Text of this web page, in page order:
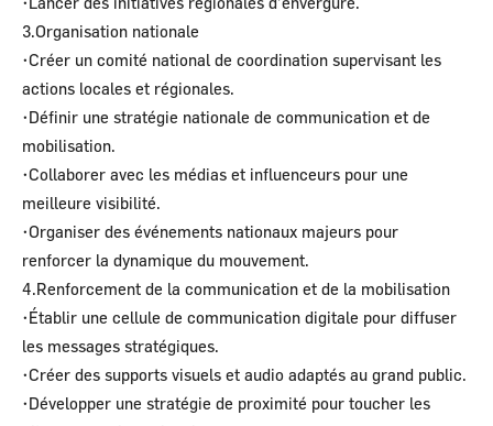
3.Organisation nationale
•Créer un comité national de coordination supervisant les
actions locales et régionales.
•Définir une stratégie nationale de communication et de
mobilisation.
•Collaborer avec les médias et influenceurs pour une
meilleure visibilité.
•Organiser des événements nationaux majeurs pour
renforcer la dynamique du mouvement.
4.Renforcement de la communication et de la mobilisation
•Établir une cellule de communication digitale pour diffuser
les messages stratégiques.
•Créer des supports visuels et audio adaptés au grand public.
•Développer une stratégie de proximité pour toucher les